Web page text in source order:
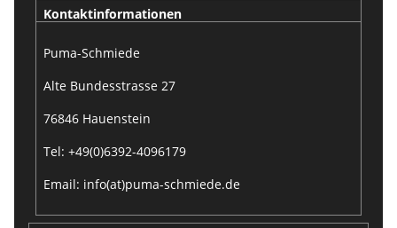
Kontaktinformationen
Puma-Schmiede
Alte Bundesstrasse 27
76846 Hauenstein
Tel: +49(0)6392-4096179
Email: info(at)puma-schmiede.de